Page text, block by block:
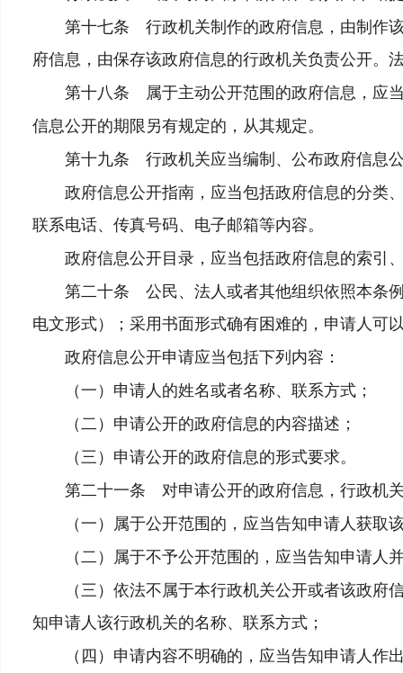
第十七条 行政机关制作的政府信息，由制作该
府信息，由保存该政府信息的行政机关负责公开。
第十八条 属于主动公开范围的政府信息，应当
信息公开的期限另有规定的，从其规定。
第十九条 行政机关应当编制、公布政府信息公
政府信息公开指南，应当包括政府信息的分类、
联系电话、传真号码、电子邮箱等内容。
政府信息公开目录，应当包括政府信息的索引
第二十条 公民、法人或者其他组织依照本条例
电文形式）；采用书面形式确有困难的，申请人可
政府信息公开申请应当包括下列内容：
（一）申请人的姓名或者名称、联系方式；
（二）申请公开的政府信息的内容描述；
（三）申请公开的政府信息的形式要求。
第二十一条 对申请公开的政府信息，行政机关
（一）属于公开范围的，应当告知申请人获取
（二）属于不予公开范围的，应当告知申请人
（三）依法不属于本行政机关公开或者该政府信
知申请人该行政机关的名称、联系方式；
（四）申请内容不明确的，应当告知申请人作